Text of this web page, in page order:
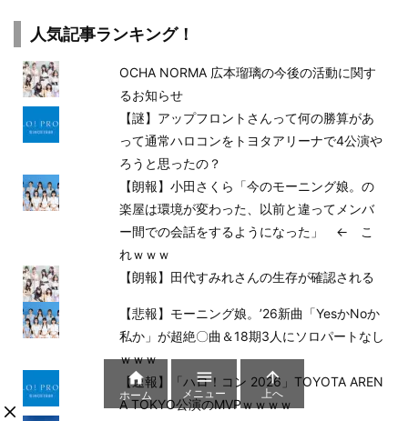
人気記事ランキング！
OCHA NORMA 広本瑠璃の今後の活動に関す
るお知らせ
【謎】アップフロントさんって何の勝算があ
って通常ハロコンをトヨタアリーナで4公演や
ろうと思ったの？
【朗報】小田さくら「今のモーニング娘。の
楽屋は環境が変わった、以前と違ってメンバ
ー間での会話をするようになった」 ← こ
れｗｗｗ
【朗報】田代すみれさんの生存が確認される
【悲報】モーニング娘。’26新曲「YesかNoか
私か」が超絶〇曲＆18期3人にソロパートなし
ｗｗｗ
【速報】「ハロ！コン 2026」TOYOTA AREN
A TOKYO公演のMVPｗｗｗｗ

ホーム

メニュー

上へ